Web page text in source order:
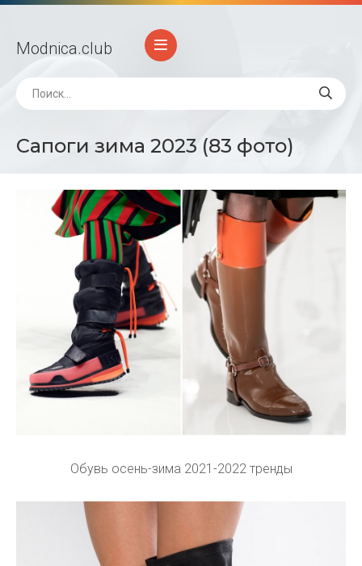
Modnica.club
Сапоги зима 2023 (83 фото)
Обувь осень-зима 2021-2022 тренды